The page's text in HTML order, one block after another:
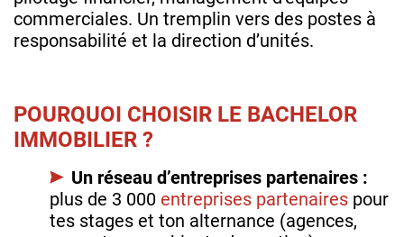
commerciales. Un tremplin vers des postes à
responsabilité et la direction d’unités.
POURQUOI CHOISIR LE BACHELOR
IMMOBILIER ?
Un réseau d’entreprises partenaires :
plus de 3 000 entreprises partenaires pour
tes stages et ton alternance (agences,